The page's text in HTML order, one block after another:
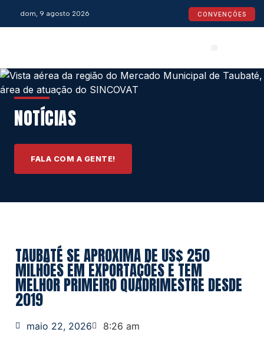
dom, 9 agosto 2026 CONVENÇÕES
NOTÍCIAS
FALA COM A GENTE!
TAUBATÉ SE APROXIMA DE US$ 250
MILHÕES EM EXPORTAÇÕES E TEM
MELHOR PRIMEIRO QUADRIMESTRE DESDE
2019
maio 22, 2026 8:26 am